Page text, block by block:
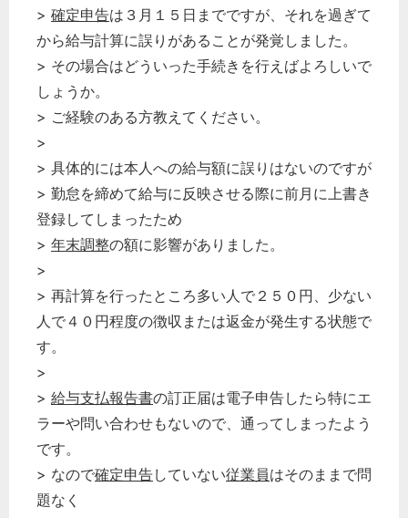
> 確定申告は３月１５日までですが、それを過ぎて
から給与計算に誤りがあることが発覚しました。
> その場合はどういった手続きを行えばよろしいで
しょうか。
> ご経験のある方教えてください。
>
> 具体的には本人への給与額に誤りはないのですが
> 勤怠を締めて給与に反映させる際に前月に上書き
登録してしまったため
> 年末調整の額に影響がありました。
>
> 再計算を行ったところ多い人で２５０円、少ない
人で４０円程度の徴収または返金が発生する状態で
す。
>
> 給与支払報告書の訂正届は電子申告したら特にエ
ラーや問い合わせもないので、通ってしまったよう
です。
> なので確定申告していない従業員はそのままで問
題なく